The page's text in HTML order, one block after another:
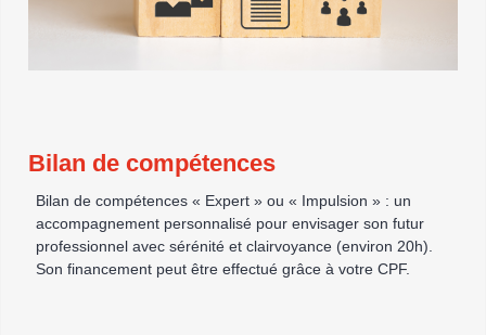
Bilan de compétences
Bilan de compétences « Expert » ou « Impulsion » : un
accompagnement personnalisé pour envisager son futur
professionnel avec sérénité et clairvoyance (environ 20h).
Son financement peut être effectué grâce à votre CPF.